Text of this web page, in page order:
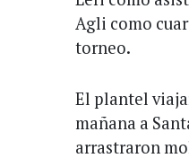
Agli como
torneo.
El plantel
mañana a
arrastraron